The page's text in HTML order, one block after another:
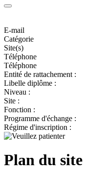
E-mail
Catégorie
Site(s)
Téléphone
Téléphone
Entité de rattachement :
Libelle diplôme :
Niveau :
Site :
Fonction :
Programme d'échange :
Régime d'inscription :
Plan du site